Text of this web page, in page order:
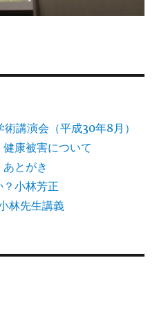
講演会（平成30年8月）
康被害について
あとがき
？小林芳正
林先生講義